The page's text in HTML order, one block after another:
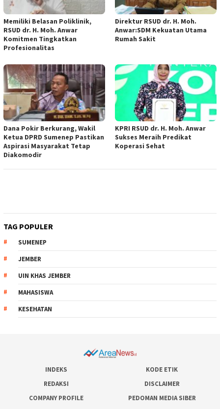
Memiliki Belasan Poliklinik,
RSUD dr. H. Moh. Anwar
Komitmen Tingkatkan
Profesionalitas
Direktur RSUD dr. H. Moh.
Anwar:SDM Kekuatan Utama
Rumah Sakit
Dana Pokir Berkurang, Wakil
Ketua DPRD Sumenep Pastikan
Aspirasi Masyarakat Tetap
Diakomodir
KPRI RSUD dr. H. Moh. Anwar
Sukses Meraih Predikat
Koperasi Sehat
TAG POPULER
SUMENEP
JEMBER
UIN KHAS JEMBER
MAHASISWA
KESEHATAN
INDEKS
KODE ETIK
REDAKSI
DISCLAIMER
COMPANY PROFILE
PEDOMAN MEDIA SIBER